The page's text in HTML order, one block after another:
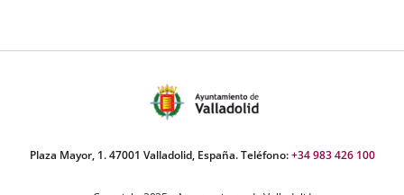
Plaza Mayor, 1. 47001 Valladolid, España. Teléfono:+34 983 426 100